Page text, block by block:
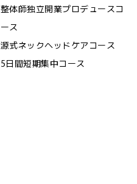
整体師独立開業プロデュースコ
ース
源式ネックヘッドケアコース
5日間短期集中コース